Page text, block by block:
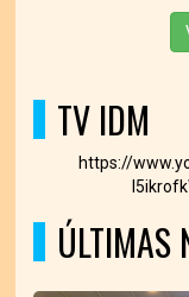
TV IDM
https://
ÚLTIMAS